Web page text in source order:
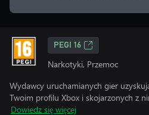
PEGI 16
Narkotyki, Przemoc
Wydawcy uruchamianych gier
Twoim profilu Xbox i skojarzonych z
Dowiedz się więcej